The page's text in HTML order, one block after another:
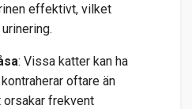
effektivt, vilket
: Vissa katter kan ha
oftare än
orsakar frekvent